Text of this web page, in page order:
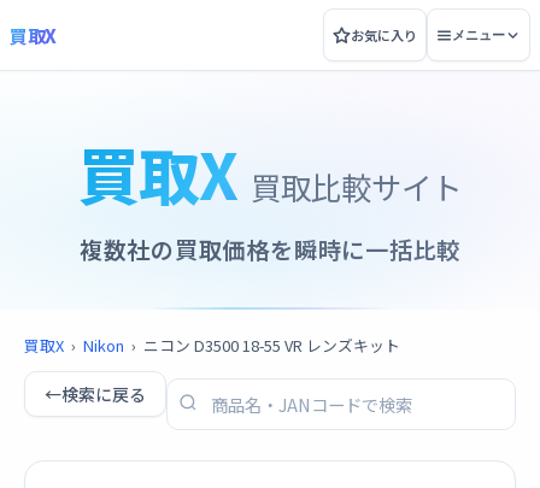
買取X お気に入り メニュー
買取X 買取比較サイト
複数社の買取価格を瞬時に一括比較
買取X › Nikon › ニコン D3500 18-55 VR レンズキット
←検索に戻る